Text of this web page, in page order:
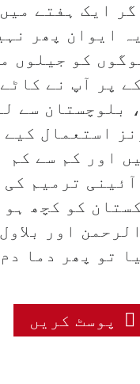
ایک ہفتے میں
ایوان پھر
کو جیلوں
پر آپ نے کاٹے
بلوچستان سے
استعمال کیے
اور کم سے کم
ترمیم کی
کو کچھ
اور بلاول
تو پھر دما دم
پوسٹ کریں